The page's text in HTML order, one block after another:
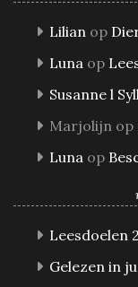
Lilian op
Luna op
Susanne l
Marjolijn op
Luna op
Leesdoelen
Gelezen in